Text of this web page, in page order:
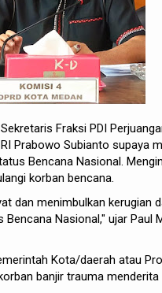
Fraksi PDI
Prabowo Subianto supaya
Bencana Nasional.
korban bencana.
dan menimbulkan kerugian
Nasional," ujar Paul
Kota/daerah atau
banjir trauma menderita